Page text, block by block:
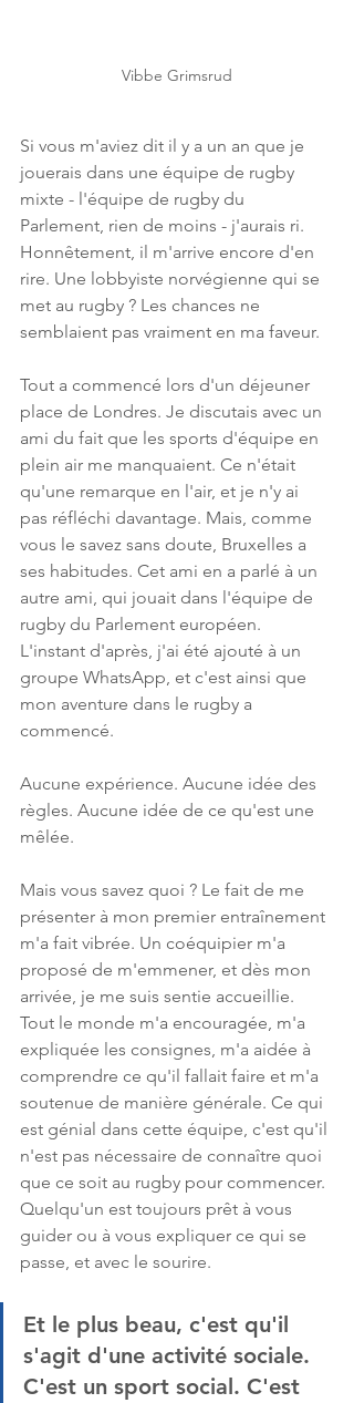
Vibbe Grimsrud
Si vous m'aviez dit il y a un an que je
jouerais dans une équipe de rugby
mixte - l'équipe de rugby du
Parlement, rien de moins - j'aurais ri.
Honnêtement, il m'arrive encore d'en
rire. Une lobbyiste norvégienne qui se
met au rugby ? Les chances ne
semblaient pas vraiment en ma faveur.
Tout a commencé lors d'un déjeuner
place de Londres. Je discutais avec un
ami du fait que les sports d'équipe en
plein air me manquaient. Ce n'était
qu'une remarque en l'air, et je n'y ai
pas réfléchi davantage. Mais, comme
vous le savez sans doute, Bruxelles a
ses habitudes. Cet ami en a parlé à un
autre ami, qui jouait dans l'équipe de
rugby du Parlement européen.
L'instant d'après, j'ai été ajouté à un
groupe WhatsApp, et c'est ainsi que
mon aventure dans le rugby a
commencé.
Aucune expérience. Aucune idée des
règles. Aucune idée de ce qu'est une
mêlée.
Mais vous savez quoi ? Le fait de me
présenter à mon premier entraînement
m'a fait vibrée. Un coéquipier m'a
proposé de m'emmener, et dès mon
arrivée, je me suis sentie accueillie.
Tout le monde m'a encouragée, m'a
expliquée les consignes, m'a aidée à
comprendre ce qu'il fallait faire et m'a
soutenue de manière générale. Ce qui
est génial dans cette équipe, c'est qu'il
n'est pas nécessaire de connaître quoi
que ce soit au rugby pour commencer.
Quelqu'un est toujours prêt à vous
guider ou à vous expliquer ce qui se
passe, et avec le sourire.
Et le plus beau, c'est qu'il
s'agit d'une activité sociale.
C'est un sport social. C'est